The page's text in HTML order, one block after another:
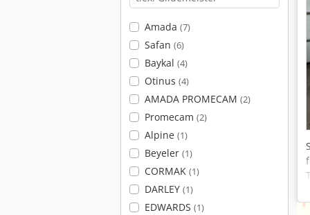
Amada (7)
Safan (6)
Baykal (4)
Otinus (4)
AMADA PROMECAM (2)
Promecam (2)
Alpine (1)
Beyeler (1)
CORMAK (1)
DARLEY (1)
EDWARDS (1)